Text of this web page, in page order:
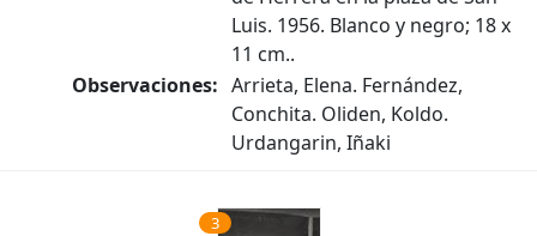
Luis. 1956. Blanco y negro; 18 x
11 cm..
Observaciones: Arrieta, Elena. Fernández,
Conchita. Oliden, Koldo.
Urdangarin, Iñaki
3